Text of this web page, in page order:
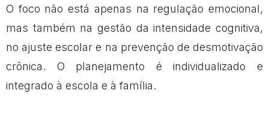
O foco não está apenas na regulação emocional,
mas também na gestão da intensidade cognitiva,
no ajuste escolar e na prevenção de desmotivação
crônica. O planejamento é individualizado e
integrado à escola e à família.